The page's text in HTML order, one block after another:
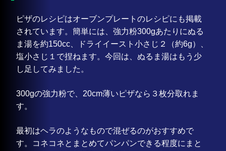
ピザのレシピはオーブンプレートのレシピにも掲載
されています。簡単には、強力粉300gあたりにぬる
ま湯を約150cc、ドライイースト小さじ２（約6g）、
塩小さじ１で捏ねます。今回は、ぬるま湯はもう少
し足してみました。
300gの強力粉で、20cm薄いピザなら３枚分取れま
す。
最初はヘラのようなもので混ぜるのがおすすめで
す。コネコネとまとめてパンパンできる程度にまと